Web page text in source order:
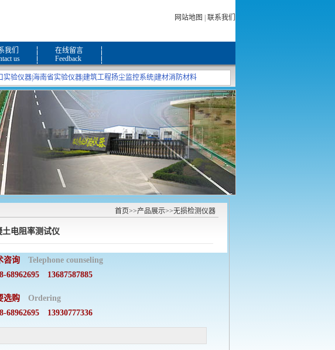
网站地图 联系我们
我们
us
在线留言
Feedback
实验仪器|海南省实验仪器| 建筑工程扬尘监控系统| 建材消防材料
首页>>产品展示>>无损检测仪器
电阻率测试仪
咨询 Telephone counseling
68962695 13687587885
选购 Ordering
68962695 13930777336